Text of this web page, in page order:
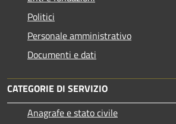
Politici
Personale amministrativo
Documenti e dati
CATEGORIE DI SERVIZIO
Anagrafe e stato civile